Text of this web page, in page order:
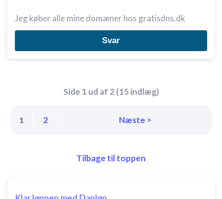
Jeg køber alle mine domæner hos gratisdns.dk
Svar
Side 1 ud af 2 (15 indlæg)
1 2 Næste >
Tilbage til toppen